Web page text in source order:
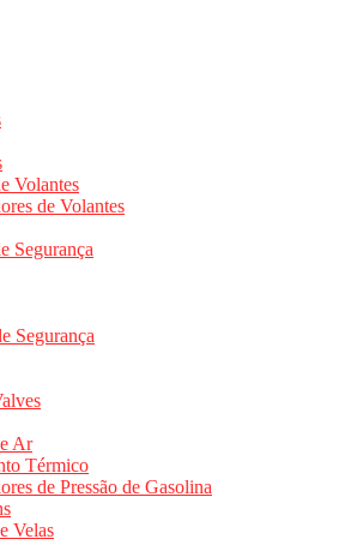
Volantes
de Volantes
Segurança
Segurança
Ar
Térmico
de Pressão de Gasolina
Velas